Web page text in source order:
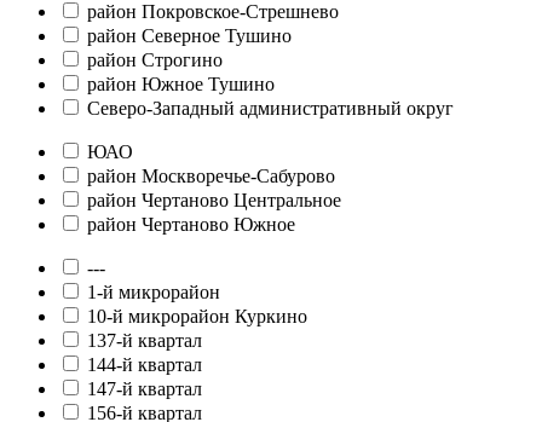
район Покровское-Стрешнево
район Северное Тушино
район Строгино
район Южное Тушино
Северо-Западный административный округ
ЮАО
район Москворечье-Сабурово
район Чертаново Центральное
район Чертаново Южное
---
1-й микрорайон
10-й микрорайон Куркино
137-й квартал
144-й квартал
147-й квартал
156-й квартал